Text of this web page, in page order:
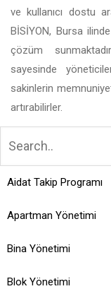
ve kullanıcı dostu
BİSİYON, Bursa
çözüm
sayesinde
sakinlerin
artırabilirler.
Aidat Takip Programı
Apartman Yönetimi
Bina Yönetimi
Blok Yönetimi